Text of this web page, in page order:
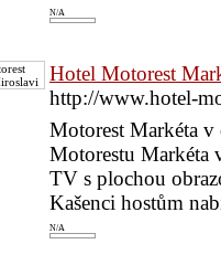
N/A
Hotel Motorest
http://www.hotel-
Motorest Markéta v
Motorestu Markéta
TV s plochou
Kašenci hostům
N/A